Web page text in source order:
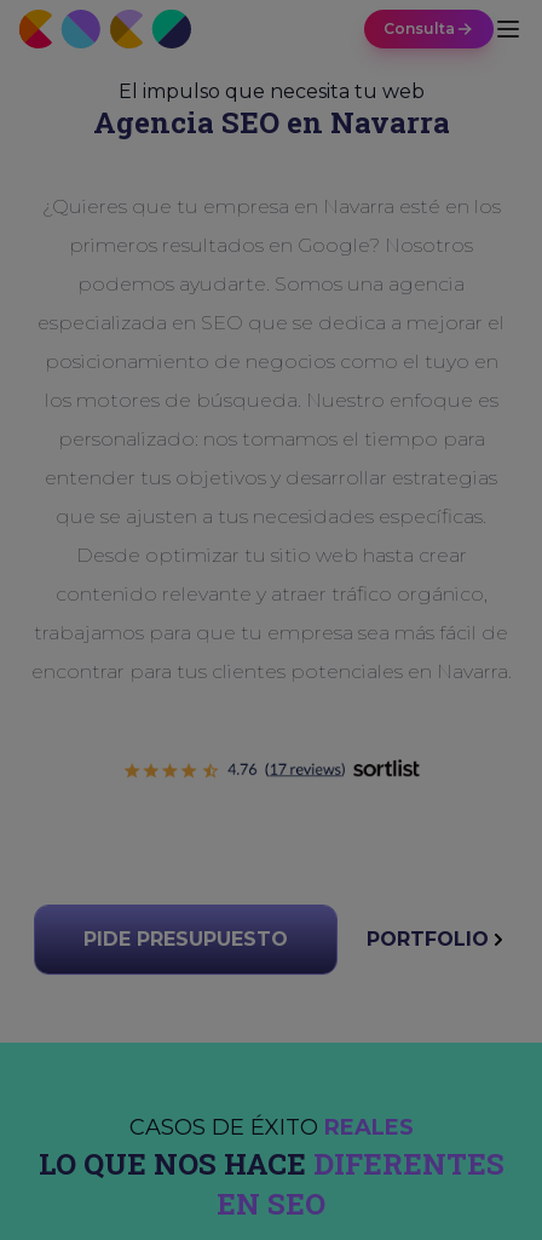
Consulta
El impulso que necesita tu web
Agencia SEO en Navarra
¿Quieres que tu empresa en Navarra esté en los
primeros resultados en Google? Nosotros
podemos ayudarte. Somos una agencia
especializada en SEO que se dedica a mejorar el
posicionamiento de negocios como el tuyo en
los motores de búsqueda. Nuestro enfoque es
personalizado: nos tomamos el tiempo para
entender tus objetivos y desarrollar estrategias
que se ajusten a tus necesidades específicas.
Desde optimizar tu sitio web hasta crear
contenido relevante y atraer tráfico orgánico,
trabajamos para que tu empresa sea más fácil de
encontrar para tus clientes potenciales en Navarra.
PIDE PRESUPUESTO PORTFOLIO
CASOS DE ÉXITO REALES
LO QUE NOS HACE DIFERENTES
EN SEO